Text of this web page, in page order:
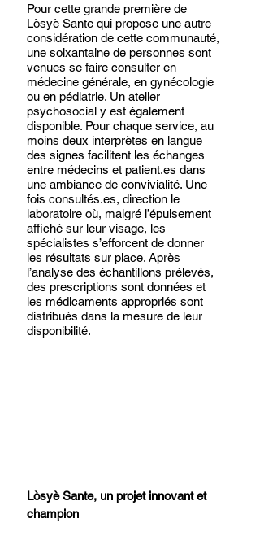
Pour cette grande première de
Lòsyè Sante qui propose une autre
considération de cette communauté,
une soixantaine de personnes sont
venues se faire consulter en
médecine générale, en gynécologie
ou en pédiatrie. Un atelier
psychosocial y est également
disponible. Pour chaque service, au
moins deux interprètes en langue
des signes facilitent les échanges
entre médecins et patient.es dans
une ambiance de convivialité. Une
fois consultés.es, direction le
laboratoire où, malgré l’épuisement
affiché sur leur visage, les
spécialistes s’efforcent de donner
les résultats sur place. Après
l’analyse des échantillons prélevés,
des prescriptions sont données et
les médicaments appropriés sont
distribués dans la mesure de leur
disponibilité.
Lòsyè Sante, un projet innovant et
champion